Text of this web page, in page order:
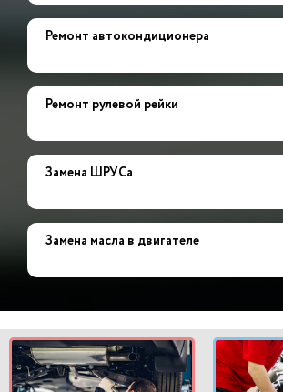
Ремонт автокондиционера
Ремонт рулевой рейки
Замена ШРУСа
Замена масла в двигателе